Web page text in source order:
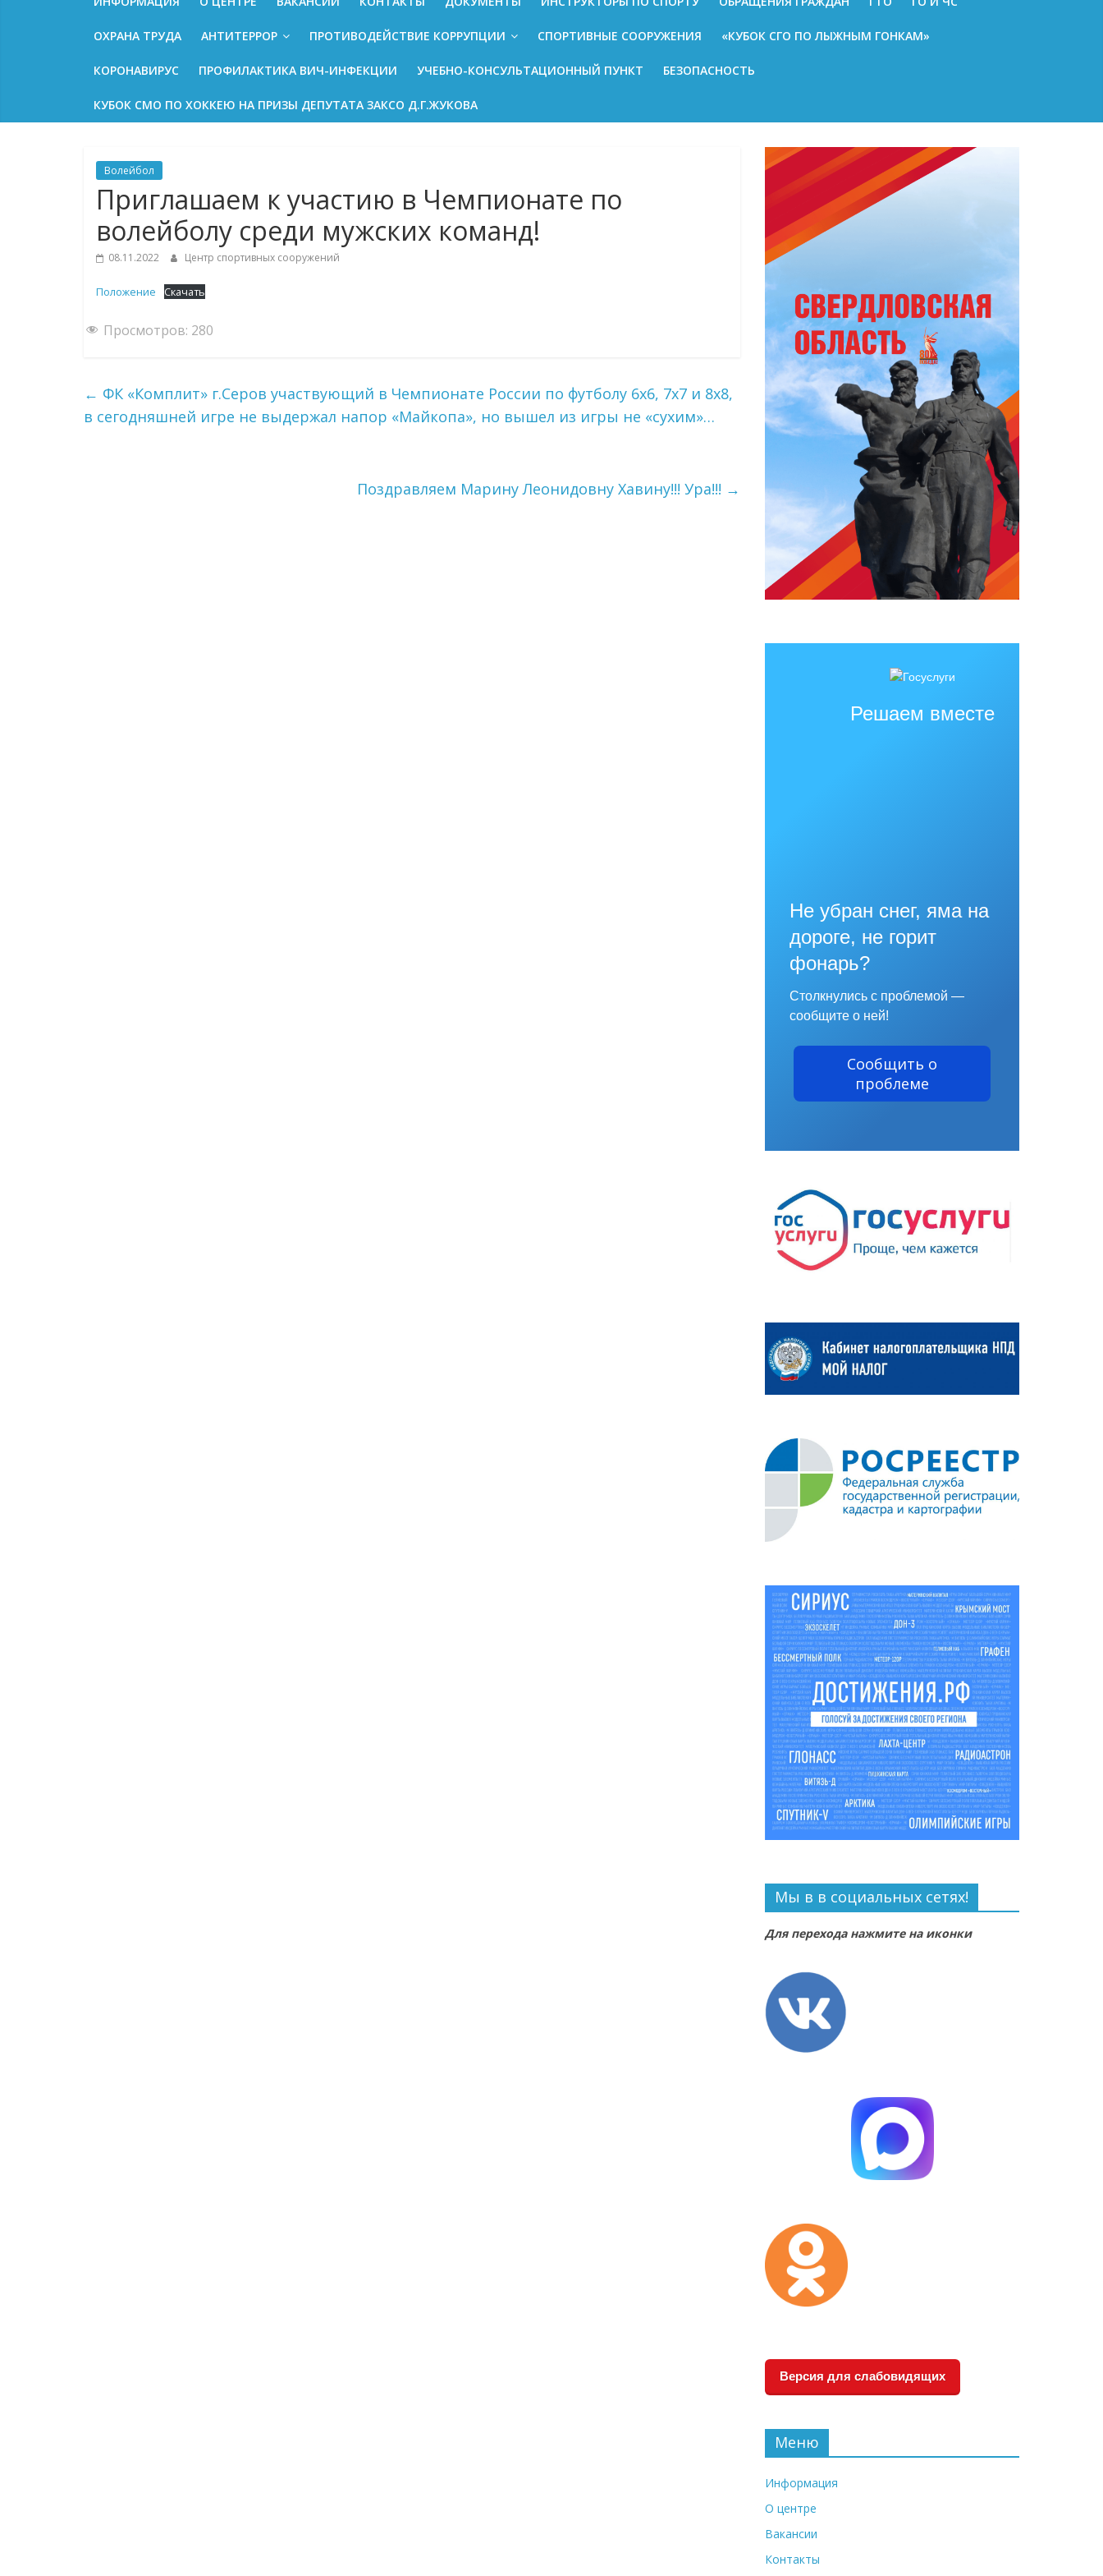
ОХРАНА ТРУДА АНТИТЕРРОР ПРОТИВОДЕЙСТВИЕ КОРРУПЦИИ СПОРТИВНЫЕ СООРУЖЕНИЯ «КУБОК СГО ПО ЛЫЖНЫМ ГОНКАМ»
КОРОНАВИРУС ПРОФИЛАКТИКА ВИЧ-ИНФЕКЦИИ УЧЕБНО-КОНСУЛЬТАЦИОННЫЙ ПУНКТ БЕЗОПАСНОСТЬ
КУБОК СМО ПО ХОККЕЮ НА ПРИЗЫ ДЕПУТАТА ЗАКСО Д.Г.ЖУКОВА
Волейбол
Приглашаем к участию в Чемпионате по
волейболу среди мужских команд!
08.11.2022 Центр спортивных сооружений
Положение Скачать
Просмотров: 280
← ФК «Комплит» г.Серов участвующий в Чемпионате России по футболу 6х6, 7х7 и 8х8,
в сегодняшней игре не выдержал напор «Майкопа», но вышел из игры не «сухим»…
Поздравляем Марину Леонидовну Хавину!!! Ура!!! →
Решаем вместе
Не убран снег, яма на
дороге, не горит
фонарь?
Столкнулись с проблемой —
сообщите о ней!
Сообщить о
проблеме
Мы в в социальных сетях!
Для перехода нажмите на иконки
Версия для слабовидящих
Меню
Информация
О центре
Вакансии
Контакты